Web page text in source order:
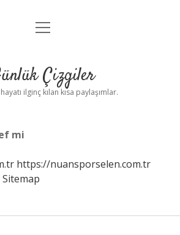
Anasayfa
Yasal Uyarı
menüyü
Çizgiler
ilginç kılan kısa paylaşımlar.
mi
https://nuansporselen.com.tr
Sitemap